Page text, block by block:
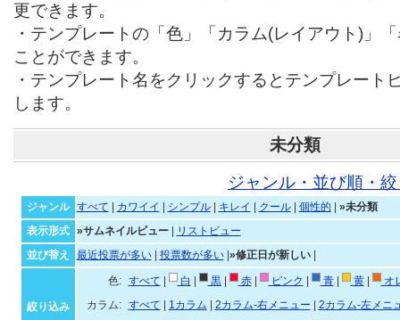
更できます。
・テンプレートの「色」「カラム(レイアウト)」
ことができます。
・テンプレート名をクリックするとテンプレート
します。
未分類
ジャンル・並び順・
ジャンル すべて カワイイ シンプル| キレイ クール| 個性的
»未分類
表示形式
»サムネイルビュー|
リストビュー
並び替え
最近投票が多い| 投票数が多い| »修正日が新しい|
絞り込み
色: すべて 白 黒| 赤| ピンク 青| 黄|
オ
カラム:
すべて 1カラム 2カラム-右メニュー
2カラム-左メニ